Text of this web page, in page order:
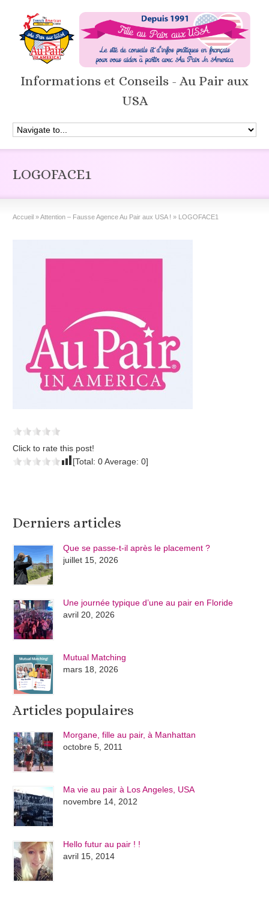
Informations et Conseils - Au Pair aux
USA
LOGOFACE1
Accueil »Attention – Fausse Agence Au Pair aux USA ! » LOGOFACE1
Click to rate this post!
[Total:0Average:0]
Derniers articles
Que se passe-t-il après le placement ?
juillet 15, 2026
Une journée typique d’une au pair en Floride
avril 20, 2026
Mutual Matching
mars 18, 2026
Articles populaires
Morgane, fille au pair, à Manhattan
octobre 5, 2011
Ma vie au pair à Los Angeles, USA
novembre 14, 2012
Hello futur au pair ! !
avril 15, 2014